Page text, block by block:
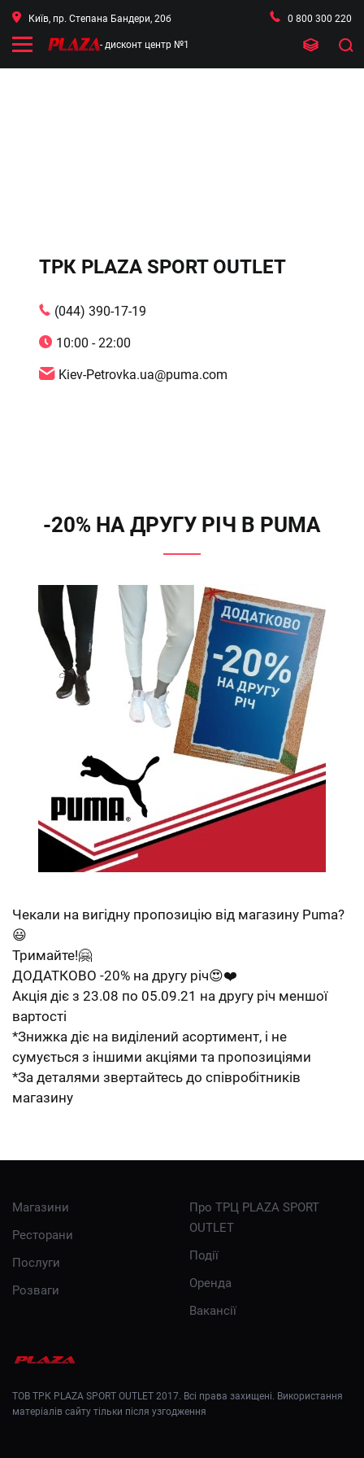
Київ, пр. Степана Бандери, 20б 0 800 300 220
- дисконт центр №1
ТРК PLAZA SPORT OUTLET
(044) 390-17-19
10:00 - 22:00
Kiev-Petrovka.ua@puma.com
-20% НА ДРУГУ РІЧ В PUMA
Чекали на вигідну пропозицію від магазину Puma?
😃
Тримайте!🤗
ДОДАТКОВО -20% на другу річ😍❤️
Акція діє з 23.08 по 05.09.21 на другу річ меншої
вартості
*Знижка діє на виділений асортимент, і не
сумується з іншими акціями та пропозиціями
*За деталями звертайтесь до співробітників
магазину
Магазини
Ресторани
Послуги
Розваги
Про ТРЦ PLAZA SPORT
OUTLET
Події
Оренда
Вакансії
ТОВ ТРК PLAZA SPORT OUTLET 2017. Всі права захищені. Використання
матеріалів сайту тільки після узгодження